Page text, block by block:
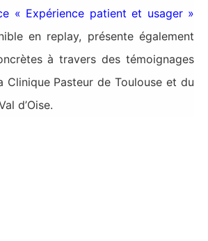
« Expérience patient et usager »
en replay, présente également
à travers des témoignages
Clinique Pasteur de Toulouse et du
d’Oise.